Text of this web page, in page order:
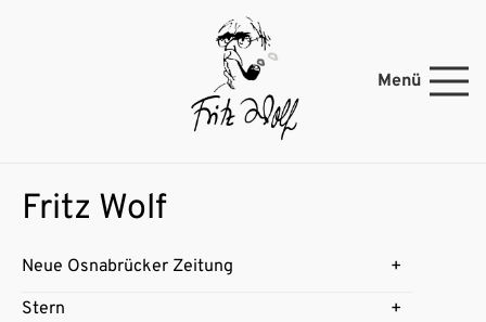
Menü
Fritz Wolf
Neue Osnabrücker Zeitung
Stern